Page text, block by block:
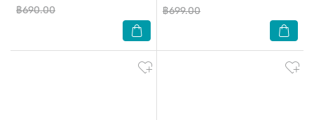
฿690.00 ฿699.00